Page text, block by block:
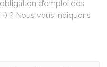
d'emploi des
? Nous vous indiquons